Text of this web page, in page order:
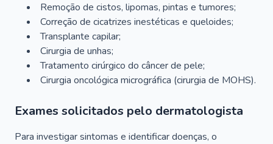
Remoção de cistos, lipomas, pintas e tumores;
Correção de cicatrizes inestéticas e queloides;
Transplante capilar;
Cirurgia de unhas;
Tratamento cirúrgico do câncer de pele;
Cirurgia oncológica micrográfica (cirurgia de MOHS).
Exames solicitados pelo dermatologista
Para investigar sintomas e identificar doenças, o